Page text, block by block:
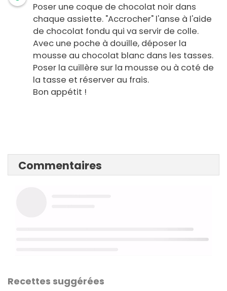
Poser une coque de chocolat noir dans
chaque assiette. "Accrocher" l'anse à l'aide
de chocolat fondu qui va servir de colle.
Avec une poche à douille, déposer la
mousse au chocolat blanc dans les tasses.
Poser la cuillère sur la mousse ou à coté de
la tasse et réserver au frais.
Bon appétit !
Commentaires
Recettes suggérées